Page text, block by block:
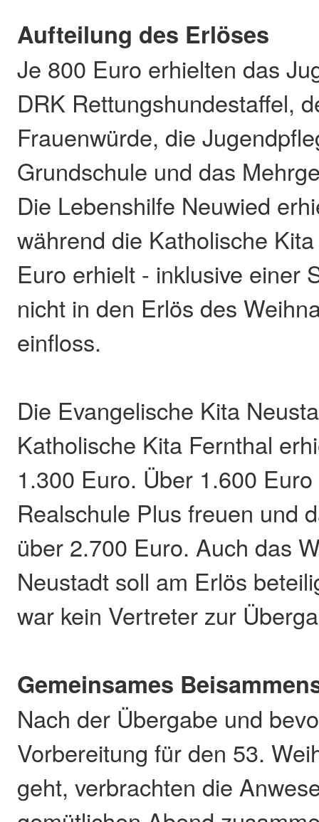
Aufteilung des Erlöses
Je 800 Euro erhielten das
DRK Rettungshundestaffel,
Frauenwürde, die
Grundschule und das
Die Lebenshilfe Neuwied
während die Katholische
Euro erhielt - inklusive einer
nicht in den Erlös des
einfloss.
Die Evangelische Kita
Katholische Kita Fernthal
1.300 Euro. Über 1.600
Realschule Plus freuen und
über 2.700 Euro. Auch das
Neustadt soll am Erlös
war kein Vertreter zur
Gemeinsames
Nach der Übergabe und
Vorbereitung für den 53.
geht, verbrachten die